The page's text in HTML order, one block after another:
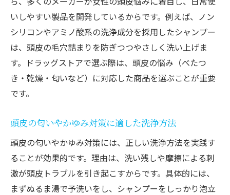
いしやすい製品を開発しているからです。例えば、ノン
シリコンやアミノ酸系の洗浄成分を採用したシャンプー
は、頭皮の毛穴詰まりを防ぎつつやさしく洗い上げま
す。ドラッグストアで選ぶ際は、頭皮の悩み（べたつ
き・乾燥・匂いなど）に対応した商品を選ぶことが重要
です。
頭皮の匂いやかゆみ対策に適した洗浄方法
頭皮の匂いやかゆみ対策には、正しい洗浄方法を実践す
ることが効果的です。理由は、洗い残しや摩擦による刺
激が頭皮トラブルを引き起こすからです。具体的には、
まずぬるま湯で予洗いをし、シャンプーをしっかり泡立